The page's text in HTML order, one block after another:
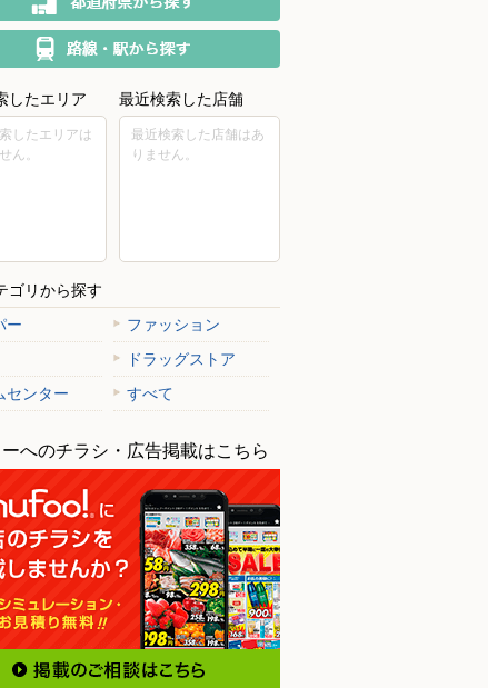
したエリア
したエリアは
ん。
最近検索した店舗
最近検索した店舗はあ
りません。
ゴリから探す
ー
ファッション
ドラッグストア
センター
すべて
へのチラシ・広告掲載はこちら